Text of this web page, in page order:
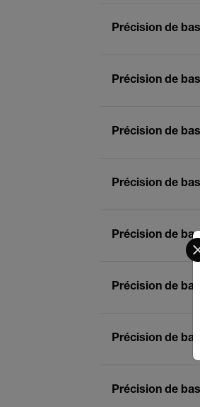
Précision de
Précision de
Précision de
Précision de
Précision de
Précision de
Précision de
Précision de